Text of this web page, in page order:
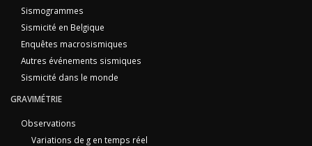
Sismogrammes
Sismicité en Belgique
Enquêtes macrosismiques
Autres événements sismiques
Sismicité dans le monde
GRAVIMÉTRIE
Observations
Variations de g en temps réel